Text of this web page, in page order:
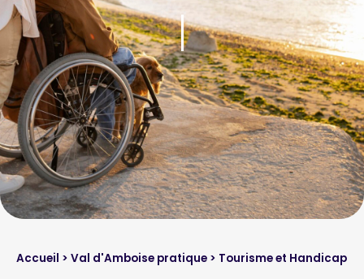
Accueil > Val d'Amboise pratique > Tourisme et Handicap